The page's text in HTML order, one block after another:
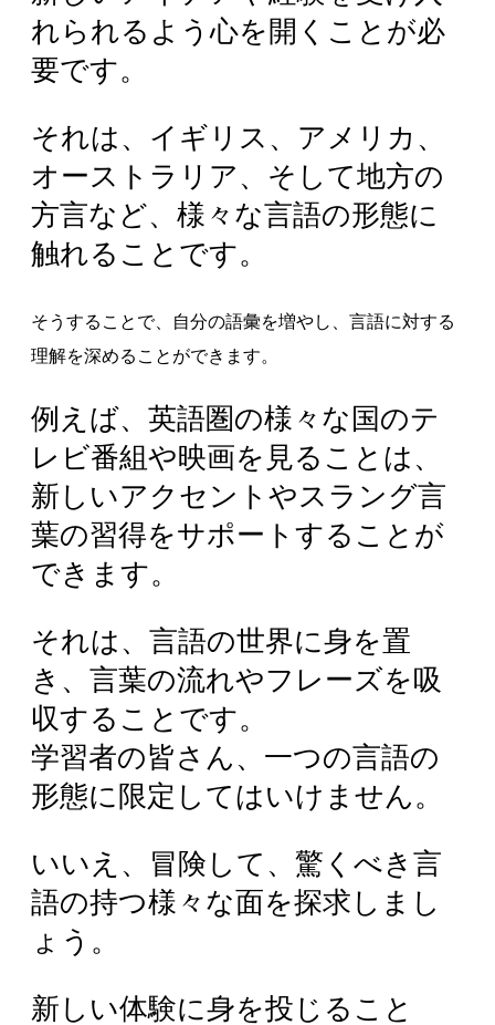
れられるよう心を開くことが必
要です。
それは、イギリス、アメリカ、
オーストラリア、そして地方の
方言など、様々な言語の形態に
触れることです。
そうすることで、自分の語彙を増やし、言語に対する
理解を深めることができます。
例えば、英語圏の様々な国のテ
レビ番組や映画を見ることは、
新しいアクセントやスラング言
葉の習得をサポートすることが
できます。
それは、言語の世界に身を置
き、言葉の流れやフレーズを吸
収することです。
学習者の皆さん、一つの言語の
形態に限定してはいけません。
いいえ、冒険して、驚くべき言
語の持つ様々な面を探求しまし
ょう。
新しい体験に身を投じること